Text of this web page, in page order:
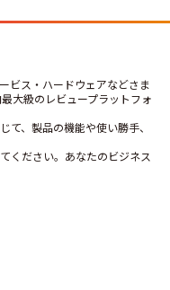
ビス・ハードウェアなどさま
大級のレビュープラットフォ
て、製品の機能や使い勝手、
ください。あなたのビジネス